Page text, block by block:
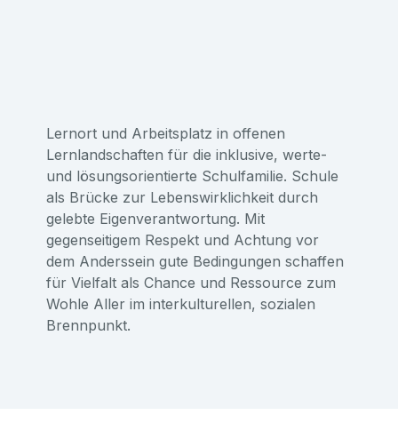
Lernort und Arbeitsplatz in offenen
Lernlandschaften für die inklusive, werte-
und lösungsorientierte Schulfamilie. Schule
als Brücke zur Lebenswirklichkeit durch
gelebte Eigenverantwortung. Mit
gegenseitigem Respekt und Achtung vor
dem Anderssein gute Bedingungen schaffen
für Vielfalt als Chance und Ressource zum
Wohle Aller im interkulturellen, sozialen
Brennpunkt.